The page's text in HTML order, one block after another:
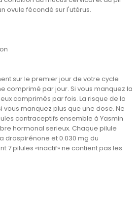
ovule fécondé sur l'utérus.
sur le premier jour de votre cycle
comprimé par jour. Si vous manquez la
comprimés par fois. La risque de la
manquez plus que une dose. Ne
contraceptifs ensemble à Yasmin
hormonal serieux. Chaque pilule
drospirénone et 0.030 mg du
7 pilules «inactif» ne contient pas les